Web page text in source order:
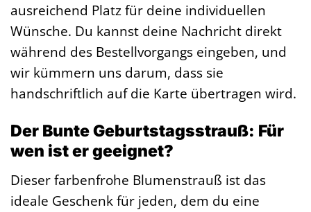
ausreichend Platz für deine individuellen
Wünsche. Du kannst deine Nachricht direkt
während des Bestellvorgangs eingeben, und
wir kümmern uns darum, dass sie
handschriftlich auf die Karte übertragen wird.
Der Bunte Geburtstagsstrauß: Für
wen ist er geeignet?
Dieser farbenfrohe Blumenstrauß ist das
ideale Geschenk für jeden, dem du eine